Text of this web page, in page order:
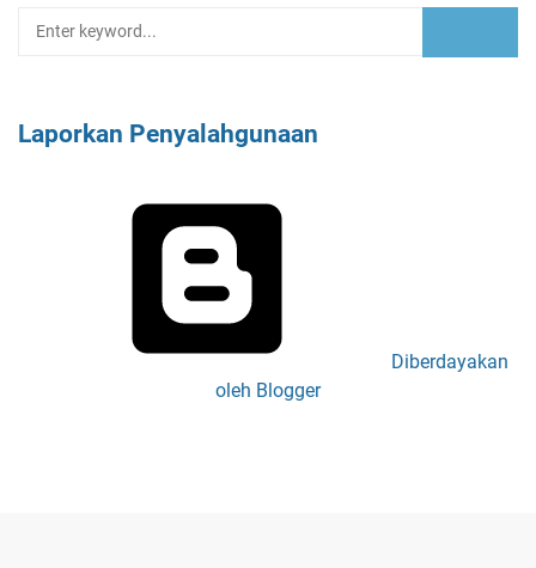
Laporkan Penyalahgunaan
Diberdayakan
oleh Blogger